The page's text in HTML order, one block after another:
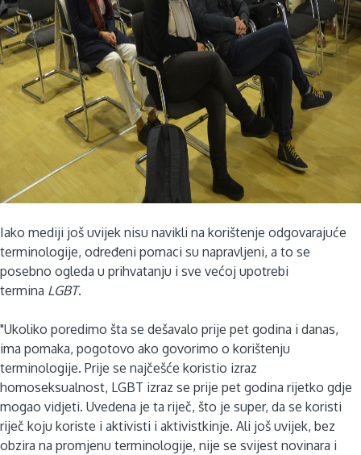
Iako mediji još uvijek nisu navikli na korištenje odgovarajuće
terminologije, određeni pomaci su napravljeni, a to se
posebno ogleda u prihvatanju i sve većoj upotrebi
termina LGBT.
"Ukoliko poredimo šta se dešavalo prije pet godina i danas,
ima pomaka, pogotovo ako govorimo o korištenju
terminologije. Prije se najčešće koristio izraz
homoseksualnost, LGBT izraz se prije pet godina rijetko gdje
mogao vidjeti. Uvedena je ta riječ, što je super, da se koristi
riječ koju koriste i aktivisti i aktivistkinje. Ali još uvijek, bez
obzira na promjenu terminologije, nije se svijest novinara i